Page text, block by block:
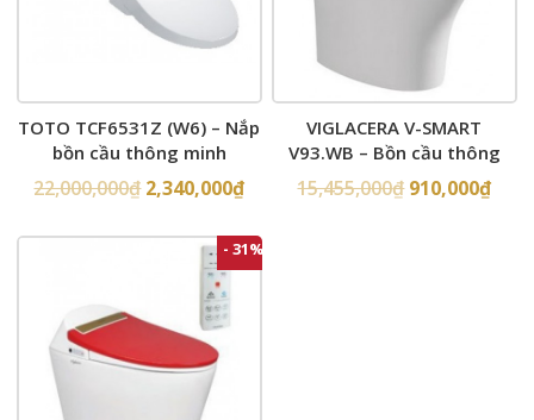
TOTO TCF6531Z (W6) – Nắp
bồn cầu thông minh
22,000,000₫ 2,340,000₫
VIGLACERA V-SMART
V93.WB – Bồn cầu thông
minh nắp rửa điện tử
15,455,000₫ 910,000₫
- 31%